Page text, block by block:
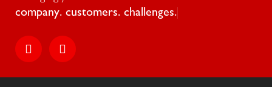
company. customers. challenges.